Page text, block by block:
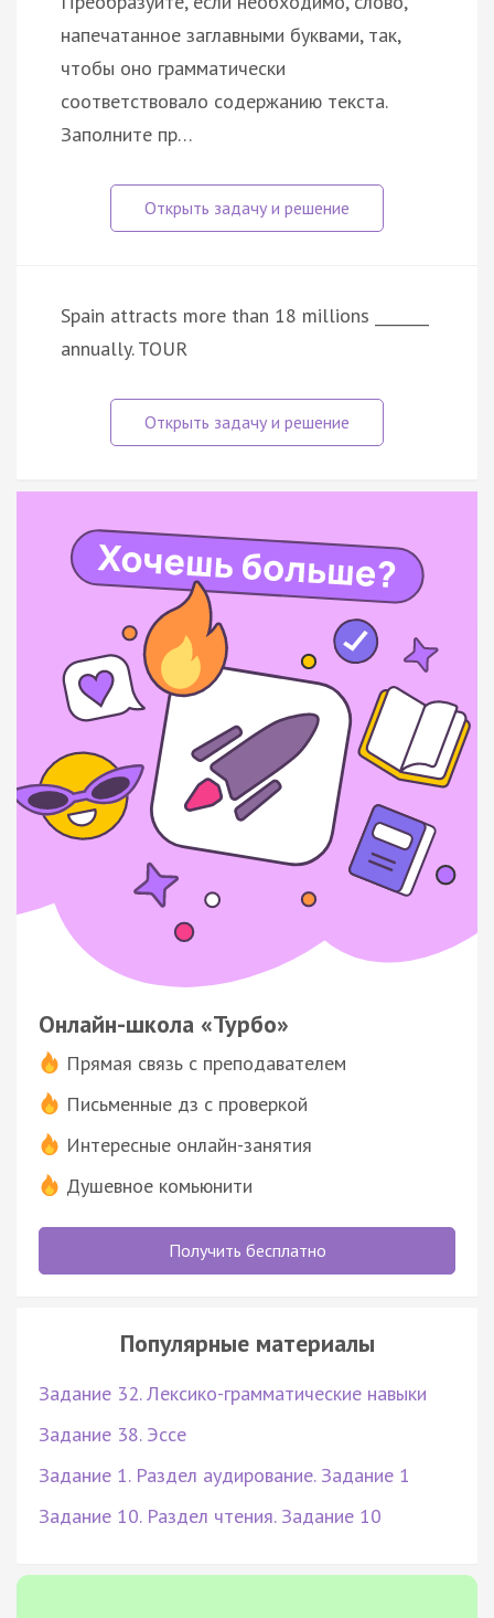
напечатанное заглавными буквами, так,
чтобы оно грамматически
соответствовало содержанию текста.
Заполните пр…
Spain attracts more than 18 millions _______
annually. TOUR
Онлайн-школа «Турбо»
Прямая связь с преподавателем
Письменные дз с проверкой
Интересные онлайн-занятия
Душевное комьюнити
Получить бесплатно
Популярные материалы
Задание 32. Лексико-грамматические навыки
Задание 38. Эссе
Задание 1. Раздел аудирование. Задание 1
Задание 10. Раздел чтения. Задание 10